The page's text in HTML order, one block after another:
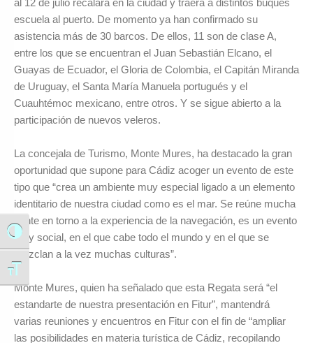
Alternar alto contraste
Alternar tamaño de letra
escuela al puerto. De momento ya han confirmado su
asistencia más de 30 barcos. De ellos, 11 son de clase A,
entre los que se encuentran el Juan Sebastián Elcano, el
Guayas de Ecuador, el Gloria de Colombia, el Capitán Miranda
de Uruguay, el Santa María Manuela portugués y el
Cuauhtémoc mexicano, entre otros. Y se sigue abierto a la
participación de nuevos veleros.
La concejala de Turismo, Monte Mures, ha destacado la gran
oportunidad que supone para Cádiz acoger un evento de este
tipo que “crea un ambiente muy especial ligado a un elemento
identitario de nuestra ciudad como es el mar. Se reúne mucha
gente en torno a la experiencia de la navegación, es un evento
muy social, en el que cabe todo el mundo y en el que se
mezclan a la vez muchas culturas”.
Monte Mures, quien ha señalado que esta Regata será “el
estandarte de nuestra presentación en Fitur”, mantendrá
varias reuniones y encuentros en Fitur con el fin de “ampliar
las posibilidades en materia turística de Cádiz, recopilando